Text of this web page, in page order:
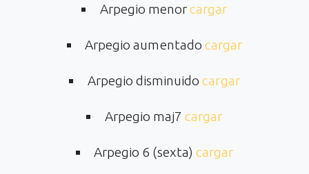
Arpegio menorcargar
Arpegio aumentado cargar
Arpegio disminuidocargar
Arpegio maj7cargar
Arpegio 6 (sexta) cargar